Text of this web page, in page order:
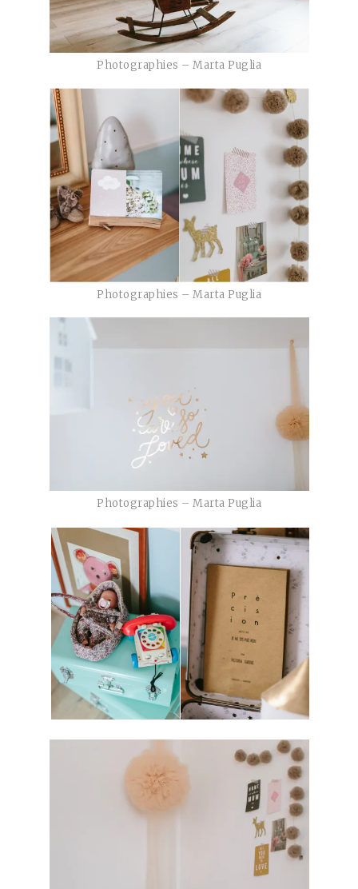
Photographies – Marta Puglia
Photographies – Marta Puglia
Photographies – Marta Puglia